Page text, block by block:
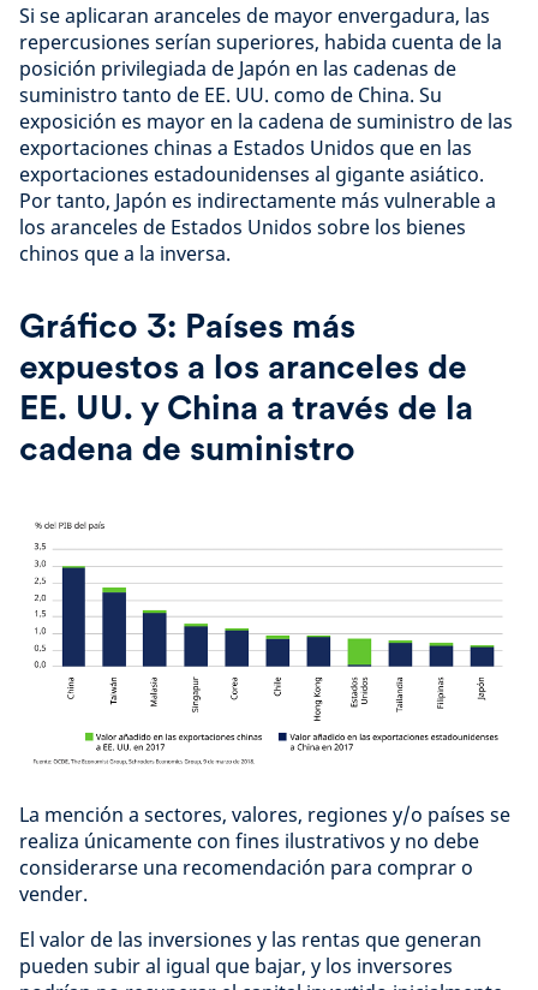
Si se aplicaran aranceles de mayor envergadura, las
repercusiones serían superiores, habida cuenta de la
posición privilegiada de Japón en las cadenas de
suministro tanto de EE. UU. como de China. Su
exposición es mayor en la cadena de suministro de las
exportaciones chinas a Estados Unidos que en las
exportaciones estadounidenses al gigante asiático.
Por tanto, Japón es indirectamente más vulnerable a
los aranceles de Estados Unidos sobre los bienes
chinos que a la inversa.
Gráfico 3: Países más
expuestos a los aranceles de
EE. UU. y China a través de la
cadena de suministro
La mención a sectores, valores, regiones y/o países se
realiza únicamente con fines ilustrativos y no debe
considerarse una recomendación para comprar o
vender.
El valor de las inversiones y las rentas que generan
pueden subir al igual que bajar, y los inversores